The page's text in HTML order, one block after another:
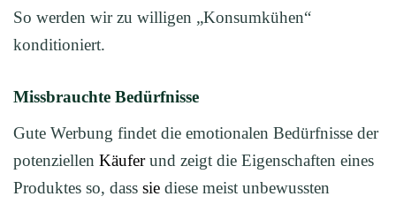
So werden wir zu willigen „Konsumkühen“
konditioniert.
Missbrauchte Bedürfnisse
Gute Werbung findet die emotionalen Bedürfnisse der
potenziellen Käuferund zeigt die Eigenschaften eines
Produktes so, dass sie diese meist unbewussten